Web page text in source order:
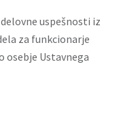
uspešnosti iz
za funkcionarje
osebje Ustavnega